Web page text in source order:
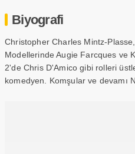
Biyografi
Christopher Charles Mintz-
Modellerinde Augie Farcques ve
2'de Chris D'Amico gibi rolleri
komedyen. Komşular ve devamı